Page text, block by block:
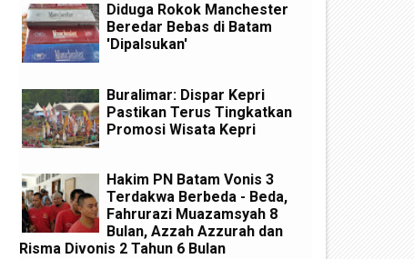
Diduga Rokok Manchester
Beredar Bebas di Batam
'Dipalsukan'
Buralimar: Dispar Kepri
Pastikan Terus Tingkatkan
Promosi Wisata Kepri
Hakim PN Batam Vonis 3
Terdakwa Berbeda - Beda,
Fahrurazi Muazamsyah 8
Bulan, Azzah Azzurah dan
Risma Divonis 2 Tahun 6 Bulan